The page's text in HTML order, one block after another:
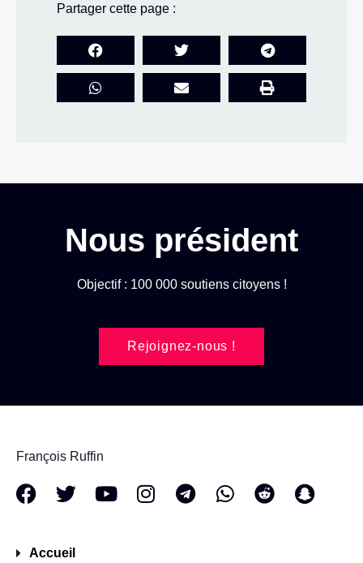
Partager cette page :
Nous président
Objectif : 100 000 soutiens citoyens !
Rejoignez-nous !
François Ruffin
Accueil